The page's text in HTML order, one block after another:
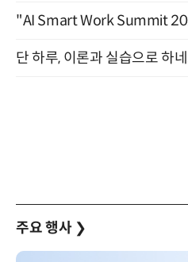
"AI Smart Work Summit
주요 행사 ❯